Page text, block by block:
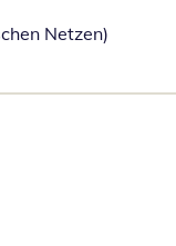
Netzen)